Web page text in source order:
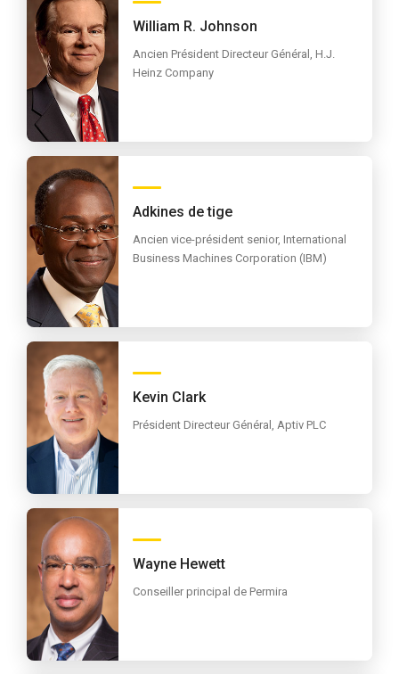
William R. Johnson
Ancien Président Directeur Général, H.J.
Heinz Company
Adkines de tige
Ancien vice-président senior, International
Business Machines Corporation (IBM)
Kevin Clark
Président Directeur Général, Aptiv PLC
Wayne Hewett
Conseiller principal de Permira